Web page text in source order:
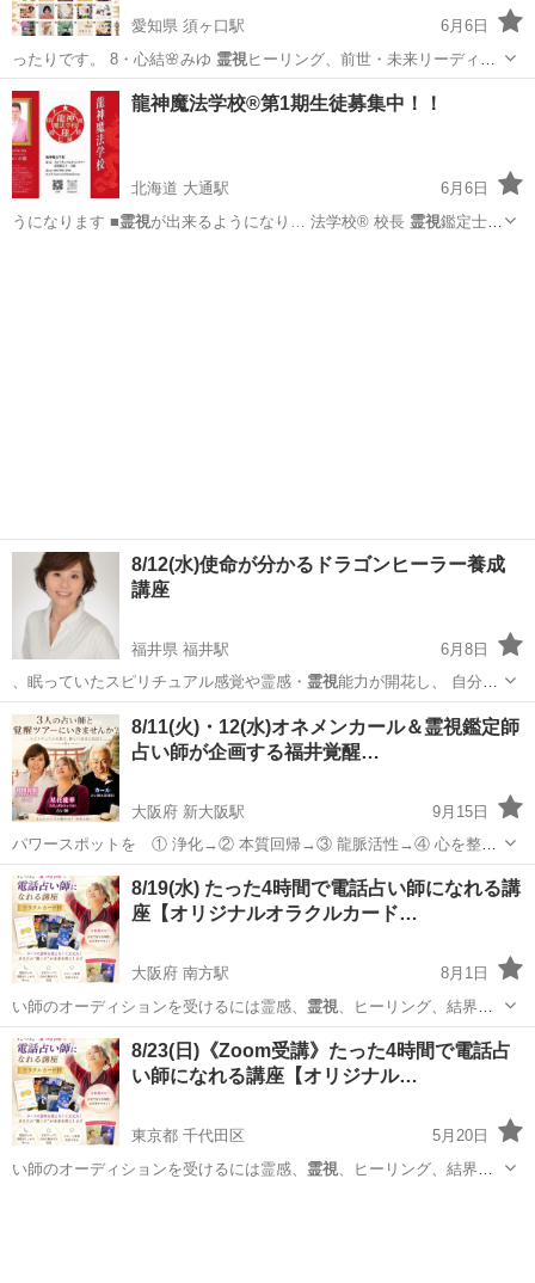
愛知県 須ヶ口駅
6月6日
ったりです。 8・心結🌸みゆ 霊視ヒーリング、前世・未来リーディン
グ、ス…
愛知 あま市 須ヶ口駅 その他 マルシェ
龍神魔法学校®第1期生徒募集中！！
北海道 大通駅
6月6日
うになります ■霊視が出来るようになり… 法学校® 校長 霊視鑑定士白
8/12(水)使命が分かるドラゴンヒーラー養成
講座
福井県 福井駅
6月8日
、眠っていたスピリチュアル感覚や霊感・ 霊視能力が開花し、 自分の
使命に気付くこ…
福井 福井市 福井駅 セミナー
8/11(火)・12(水)オネメンカール＆霊視鑑定師
占い師が企画する福井覚醒…
大阪府 新大阪駅
9月15日
パワースポットを ① 浄化→② 本質回帰→③ 龍脈活性→④ 心を整え
る→⑤ 現実を動かす ・・・深い順番で巡る覚醒の旅です。 福井駅で
の合流も大歓迎です！ 【日時・集合・解散場所】 2026年8月11日(火)
…8...
大阪 大阪市 新大阪駅 その他 占い師
8/19(水) たった4時間で電話占い師になれる講
座【オリジナルオラクルカード…
大阪府 南方駅
8月1日
い師のオーディションを受けるには霊感、 霊視、ヒーリング、結界ハ
リの占術が必要です…
大阪 大阪市 南方駅 セミナー 占い師
8/23(日)《Zoom受講》たった4時間で電話占
い師になれる講座【オリジナル…
東京都 千代田区
5月20日
い師のオーディションを受けるには霊感、 霊視、ヒーリング、結界ハ